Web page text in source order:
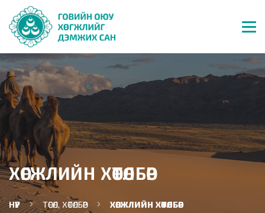
ХӨГЖЛИЙН ХӨТӨЛБӨР
НҮҮР ТӨСӨЛ, ХӨТӨЛБӨР ХӨГЖЛИЙН ХӨТӨЛБӨР